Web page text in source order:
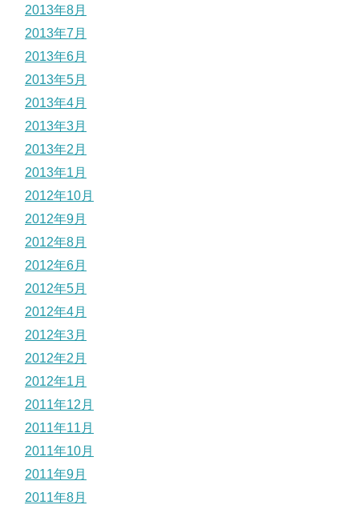
2013年8月
2013年7月
2013年6月
2013年5月
2013年4月
2013年3月
2013年2月
2013年1月
2012年10月
2012年9月
2012年8月
2012年6月
2012年5月
2012年4月
2012年3月
2012年2月
2012年1月
2011年12月
2011年11月
2011年10月
2011年9月
2011年8月